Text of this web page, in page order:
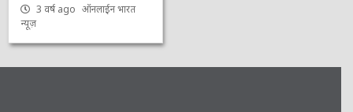
3 वर्ष ago ऑनलाईन भारत
न्यूज़